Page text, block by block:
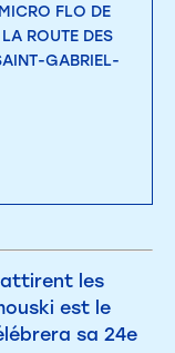
FLO DE
ROUTE DES
GABRIEL-
attirent les
est le
sa 24e